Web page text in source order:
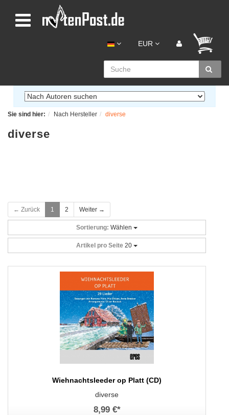
EUR
Sie sind hier: Nach Hersteller diverse
diverse
← Zurück 1 2 Weiter →
Sortierung: Wählen
Artikel pro Seite 20
Wiehnachtsleeder op Platt (CD)
diverse
8,99 €*